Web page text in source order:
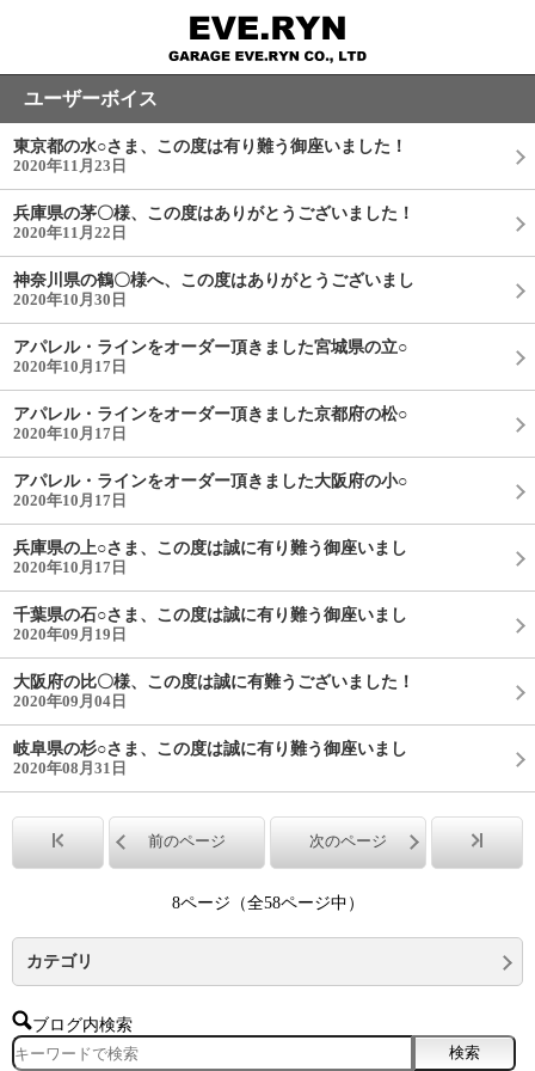
ユーザーボイス
東京都の水○さま、この度は有り難う御座いました！
2020年11月23日
兵庫県の茅〇様、この度はありがとうございました！
2020年11月22日
神奈川県の鶴〇様へ、この度はありがとうございまし
2020年10月30日
アパレル・ラインをオーダー頂きました宮城県の立○
2020年10月17日
アパレル・ラインをオーダー頂きました京都府の松○
2020年10月17日
アパレル・ラインをオーダー頂きました大阪府の小○
2020年10月17日
兵庫県の上○さま、この度は誠に有り難う御座いまし
2020年10月17日
千葉県の石○さま、この度は誠に有り難う御座いまし
2020年09月19日
大阪府の比〇様、この度は誠に有難うございました！
2020年09月04日
岐阜県の杉○さま、この度は誠に有り難う御座いまし
2020年08月31日
前のページ 次のページ
8ページ（全58ページ中）
カテゴリ
ブログ内検索